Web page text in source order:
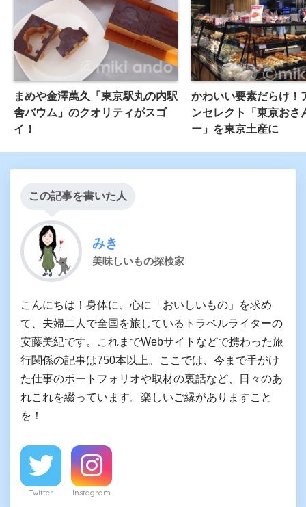
まめや金澤萬久「東京駅丸の内駅
舎バウム」のクオリティがスゴ
イ！
かわいい要素だらけ！
ンセレクト「東京おさ
ー」を東京土産に
この記事を書いた人
みき
美味しいもの探検家
こんにちは！身体に、心に「おいしいもの」を求め
て、夫婦二人で全国を旅しているトラベルライターの
安藤美紀です。これまでWebサイトなどで携わった旅
行関係の記事は750本以上。ここでは、今まで手がけ
た仕事のポートフォリオや取材の裏話など、日々のあ
れこれを綴っています。楽しいご縁がありますこと
を！
Twitter Instagram